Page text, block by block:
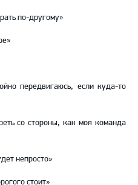
по-другому»
передвигаюсь, если куда-то
со стороны, как моя команда
непросто»
стоит»